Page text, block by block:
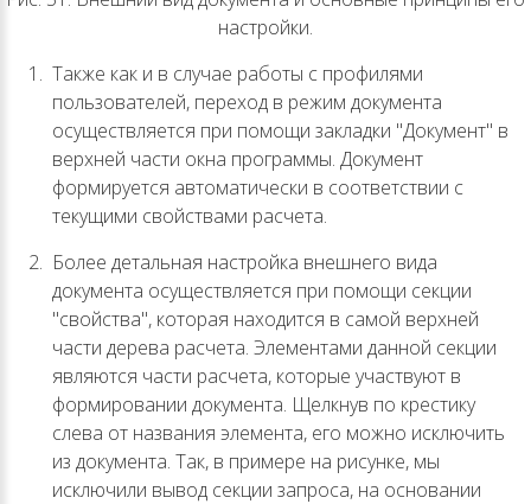
настройки.
Также как и в случае работы с профилями
пользователей, переход в режим документа
осуществляется при помощи закладки "Документ" в
верхней части окна программы. Документ
формируется автоматически в соответствии с
текущими свойствами расчета.
Более детальная настройка внешнего вида
документа осуществляется при помощи секции
"свойства", которая находится в самой верхней
части дерева расчета. Элементами данной секции
являются части расчета, которые участвуют в
формировании документа. Щелкнув по крестику
слева от названия элемента, его можно исключить
из документа. Так, в примере на рисунке, мы
исключили вывод секции запроса, на основании